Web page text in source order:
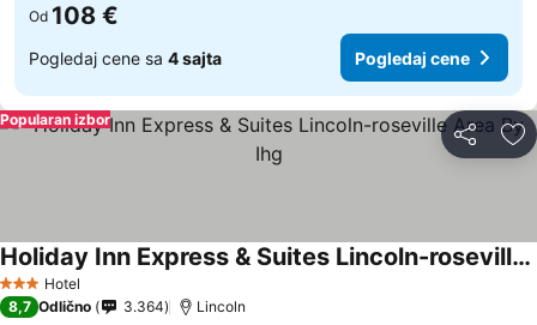
Od 108 €
Pogledaj cene sa 4 sajta Pogledaj cene
Deli
Popularan izbor
3 Zvezdice
Hotel
Holiday Inn Express & Suites Lincoln-roseville Area By Ihg
Pogledaj cene
8,7 Odlično 3.364 Lincoln